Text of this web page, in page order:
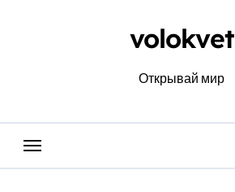
volokvet
Открывай мир